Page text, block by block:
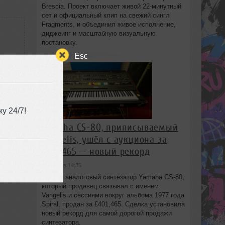
Esc
24/7!
Brescia. Проект включает живой 22‑минутный
сет и официальный клип на свежий сингл
Fragments, и объединил живое исполнение,
диджеинг и масштабную визуальную
постановку.
Yamaha CS-80, приписываемый
Vangelis, ушёл с аукциона за
£401,465 — новый рекорд
сегодня в 14:35
Редкий аналоговый синтезатор Yamaha CS-80,
который продавец связывал с именем
Vangelis и сессиями вокруг альбома 1977 года
Spiral, продан за £401,465. Сделка установила
новый рекорд для самой дорогой продажи
синтезатора.